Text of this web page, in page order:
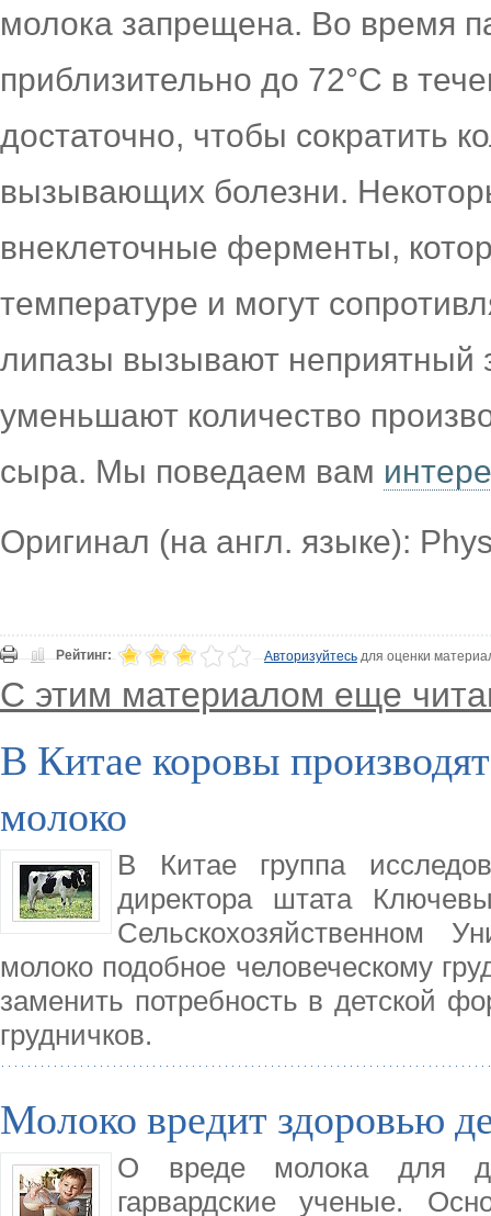
молока запрещена. Во время
приблизительно до 72°C в
достаточно, чтобы сократить
вызывающих болезни.
внеклеточные ферменты,
температуре и могут
липазы вызывают неприятный
уменьшают количество
сыра. Мы поведаем вам
Оригинал (на англ. языке):
Рейтинг: Авторизуйтесьдля оценки
С этим материалом еще
В Китае коровы
молоко
В Китае группа
директора штата
Сельскохозяйственном
молоко подобное человеческому
заменить потребность в детской
грудничков.
Молоко вредит здоровью
О вреде молока для
гарвардские ученые.